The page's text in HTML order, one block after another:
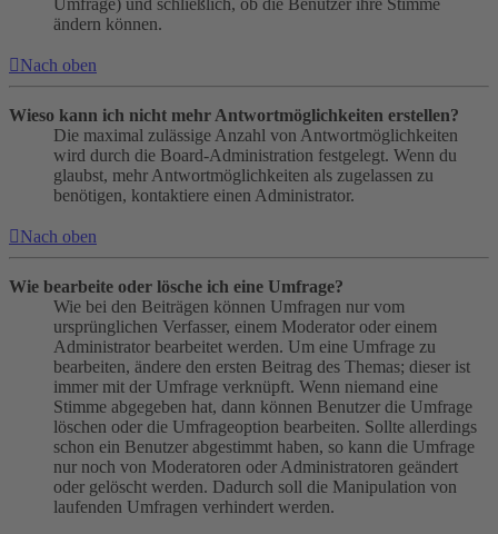
ändern können.
Nach oben
Wieso kann ich nicht mehr Antwortmöglichkeiten erstellen?
Die maximal zulässige Anzahl von Antwortmöglichkeiten
wird durch die Board-Administration festgelegt. Wenn du
glaubst, mehr Antwortmöglichkeiten als zugelassen zu
benötigen, kontaktiere einen Administrator.
Nach oben
Wie bearbeite oder lösche ich eine Umfrage?
Wie bei den Beiträgen können Umfragen nur vom
ursprünglichen Verfasser, einem Moderator oder einem
Administrator bearbeitet werden. Um eine Umfrage zu
bearbeiten, ändere den ersten Beitrag des Themas; dieser ist
immer mit der Umfrage verknüpft. Wenn niemand eine
Stimme abgegeben hat, dann können Benutzer die Umfrage
löschen oder die Umfrageoption bearbeiten. Sollte allerdings
schon ein Benutzer abgestimmt haben, so kann die Umfrage
nur noch von Moderatoren oder Administratoren geändert
oder gelöscht werden. Dadurch soll die Manipulation von
laufenden Umfragen verhindert werden.